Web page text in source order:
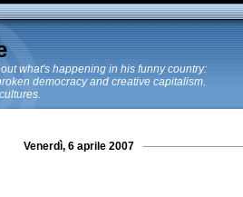
what's happening in his funny country:
democracy and creative capitalism.
Venerdì, 6 aprile 2007